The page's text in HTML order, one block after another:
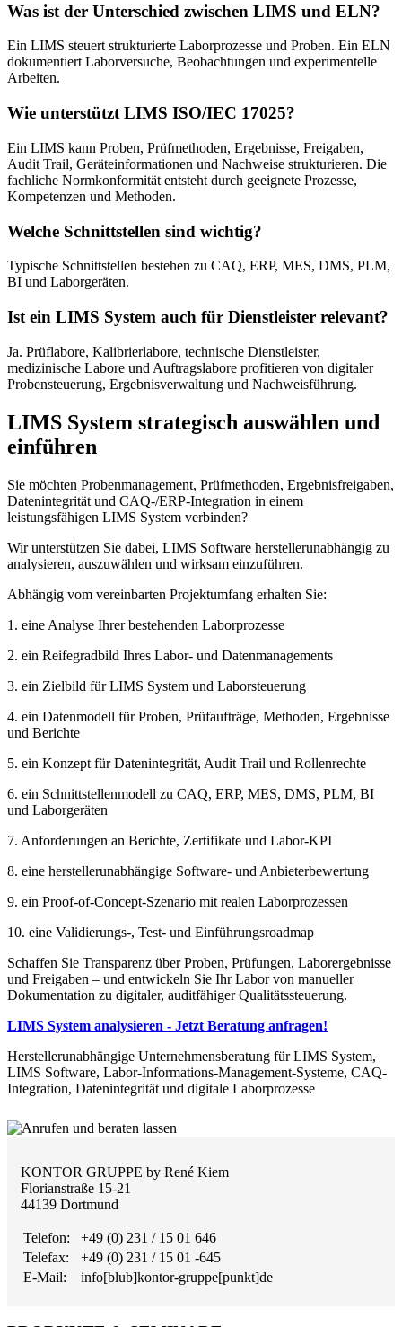
Was ist der Unterschied zwischen LIMS und ELN?
Ein LIMS steuert strukturierte Laborprozesse und Proben. Ein ELN
dokumentiert Laborversuche, Beobachtungen und experimentelle
Arbeiten.
Wie unterstützt LIMS ISO/IEC 17025?
Ein LIMS kann Proben, Prüfmethoden, Ergebnisse, Freigaben,
Audit Trail, Geräteinformationen und Nachweise strukturieren. Die
fachliche Normkonformität entsteht durch geeignete Prozesse,
Kompetenzen und Methoden.
Welche Schnittstellen sind wichtig?
Typische Schnittstellen bestehen zu CAQ, ERP, MES, DMS, PLM,
BI und Laborgeräten.
Ist ein LIMS System auch für Dienstleister relevant?
Ja. Prüflabore, Kalibrierlabore, technische Dienstleister,
medizinische Labore und Auftragslabore profitieren von digitaler
Probensteuerung, Ergebnisverwaltung und Nachweisführung.
LIMS System strategisch auswählen und
einführen
Sie möchten Probenmanagement, Prüfmethoden, Ergebnisfreigaben,
Datenintegrität und CAQ-/ERP-Integration in einem
leistungsfähigen LIMS System verbinden?
Wir unterstützen Sie dabei, LIMS Software herstellerunabhängig zu
analysieren, auszuwählen und wirksam einzuführen.
Abhängig vom vereinbarten Projektumfang erhalten Sie:
1. eine Analyse Ihrer bestehenden Laborprozesse
2. ein Reifegradbild Ihres Labor- und Datenmanagements
3. ein Zielbild für LIMS System und Laborsteuerung
4. ein Datenmodell für Proben, Prüfaufträge, Methoden, Ergebnisse
und Berichte
5. ein Konzept für Datenintegrität, Audit Trail und Rollenrechte
6. ein Schnittstellenmodell zu CAQ, ERP, MES, DMS, PLM, BI
und Laborgeräten
7. Anforderungen an Berichte, Zertifikate und Labor-KPI
8. eine herstellerunabhängige Software- und Anbieterbewertung
9. ein Proof-of-Concept-Szenario mit realen Laborprozessen
10. eine Validierungs-, Test- und Einführungsroadmap
Schaffen Sie Transparenz über Proben, Prüfungen, Laborergebnisse
und Freigaben – und entwickeln Sie Ihr Labor von manueller
Dokumentation zu digitaler, auditfähiger Qualitätssteuerung.
LIMS System analysieren - Jetzt Beratung anfragen!
Herstellerunabhängige Unternehmensberatung für LIMS System,
LIMS Software, Labor-Informations-Management-Systeme, CAQ-
Integration, Datenintegrität und digitale Laborprozesse
KONTOR GRUPPE by René Kiem
Florianstraße 15-21
44139 Dortmund
Telefon:
+49 (0) 231 / 15 01 646
Telefax:
+49 (0) 231 / 15 01 -645
E-Mail:
info[blub]kontor-gruppe[punkt]de